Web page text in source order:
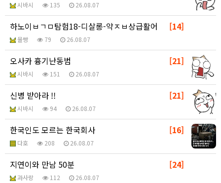
시바시 135 26.08.07
[14]
하노이ㅂㄱㅁ탐험18-디살롱-약ㅈㅂ상급활어
몰빵 79 26.08.07
[21]
오사카 흉기난동범
시바시 151 26.08.07
[21]
신병 받아라 !!
시바시 94 26.08.07
[16]
한국인도 모르는 한국회사
다호 208 26.08.07
[24]
지연이와 만남 50분
과사랑 112 26.08.07